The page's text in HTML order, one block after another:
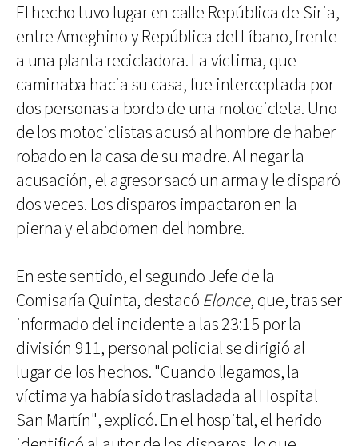
El hecho tuvo lugar en calle República de Siria,
entre Ameghino y República del Líbano, frente
a una planta recicladora. La víctima, que
caminaba hacia su casa, fue interceptada por
dos personas a bordo de una motocicleta. Uno
de los motociclistas acusó al hombre de haber
robado en la casa de su madre. Al negar la
acusación, el agresor sacó un arma y le disparó
dos veces. Los disparos impactaron en la
pierna y el abdomen del hombre.
En este sentido, el segundo Jefe de la
Comisaría Quinta, destacó Elonce, que, tras ser
informado del incidente a las 23:15 por la
división 911, personal policial se dirigió al
lugar de los hechos. "Cuando llegamos, la
víctima ya había sido trasladada al Hospital
San Martín", explicó. En el hospital, el herido